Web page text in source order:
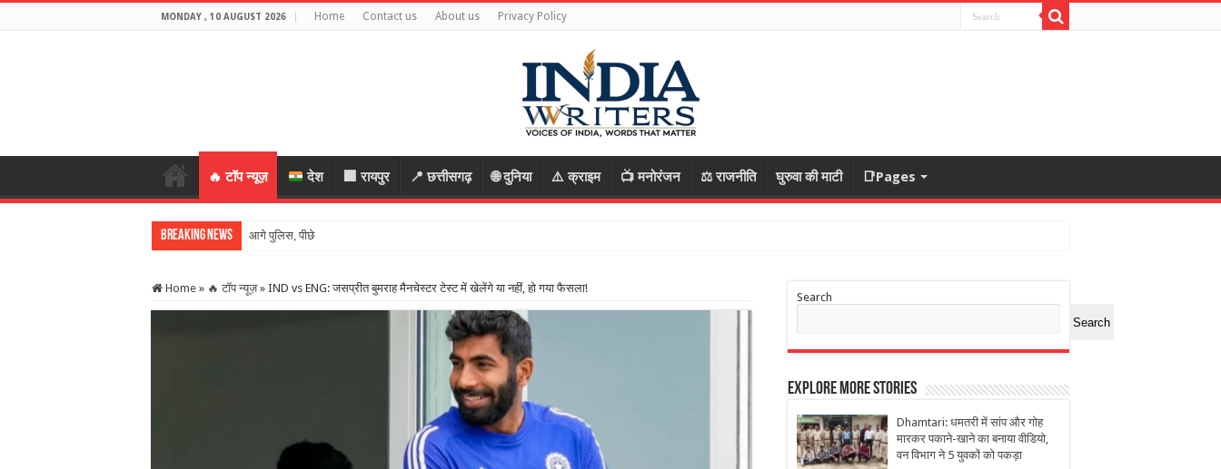
MONDAY , 10 AUGUST 2026 Home Contact us About us Privacy Policy
🔥 टॉप न्यूज़ देश 🏢 रायपुर 📍 छत्तीसगढ़ 🌐 दुनिया ⚠️ क्राइम 📺 मनोरंजन ⚖️ राजनीति घुरुवा की माटी 📑Pages
Breaking News आगे पुलिस, पीछे 30 लग्जरी कारें… उमर के
Home » 🔥 टॉप न्यूज़ » IND vs ENG: जसप्रीत बुमराह मैनचेस्टर टेस्ट में खेलेंगे या नहीं, हो गया फैसला!
Search
Search
Explore More Stories
Dhamtari: धमतरी में सांप और गोह
मारकर पकाने-खाने का बनाया वीडियो,
वन विभाग ने 5 युवकों को पकड़ा